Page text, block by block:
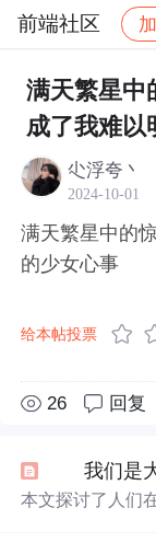
前端社区
社区 前端社
满天繁星中
成了我难以
尐浮夸丶
2024-10-01
满天繁星中的
的少女心事
给本帖投票
26 回复
我们是
本文探讨了人们